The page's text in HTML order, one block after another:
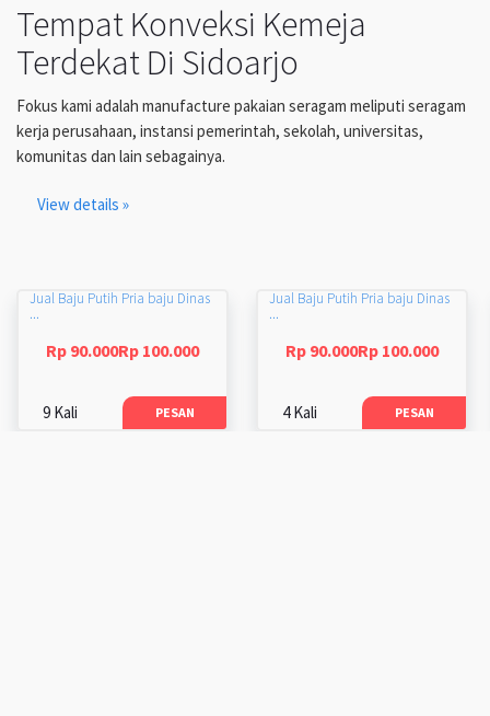
Tempat Konveksi Kemeja
Terdekat Di Sidoarjo
Fokus kami adalah manufacture pakaian seragam meliputi seragam
kerja perusahaan, instansi pemerintah, sekolah, universitas,
komunitas dan lain sebagainya.
View details »
Jual Baju Putih Pria baju Dinas
...
Rp 90.000Rp 100.000
9 Kali PESAN
Jual Baju Putih Pria baju Dinas
...
Rp 90.000Rp 100.000
4 Kali PESAN